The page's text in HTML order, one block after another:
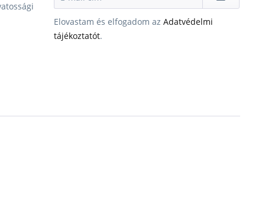
Elovastam és elfogadom az Adatvédelmi
tájékoztatót.